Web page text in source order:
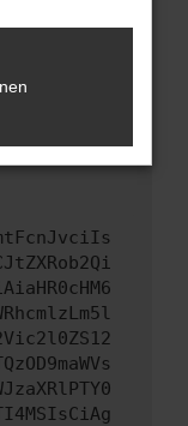
versucht
Du kannst
bei der